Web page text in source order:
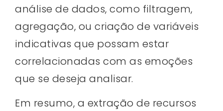
análise de dados, como filtragem,
agregação, ou criação de variáveis
indicativas que possam estar
correlacionadas com as emoções
que se deseja analisar.
Em resumo, a extração de recursos